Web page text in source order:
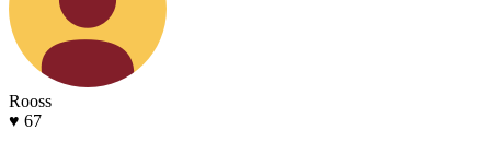
Rooss
♥ 67